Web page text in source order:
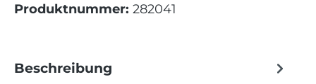
Produktnummer: 282041
Beschreibung